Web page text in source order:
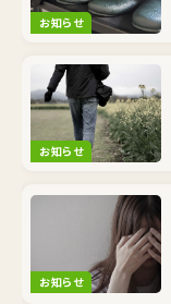
お知らせ
お知らせ
お知らせ